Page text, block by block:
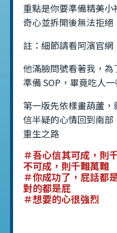
重點是你要準備精美
奇心並拆開後無法拒
註：細節請看阿濱官網
他滿臉問號看著我，
準備 SOP，畢竟吃人
第一版先依樣畫葫蘆
信半疑的心情回到南
重生之路
＃吾心信其可成，則
不可成，則千難萬難
＃你成功了，屁話都
對的都是屁
＃想要的心很強烈